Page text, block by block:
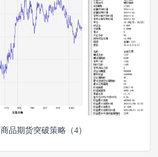
商品期货突破策略（4）